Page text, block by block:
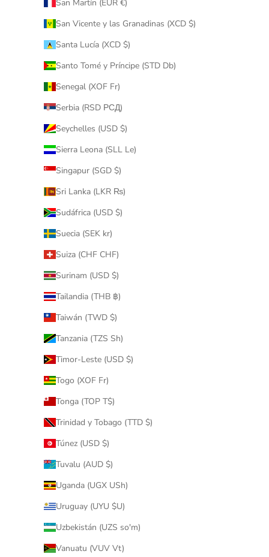
San Martín (EUR €)
San Vicente y las Granadinas (XCD $)
Santa Lucía (XCD $)
Santo Tomé y Príncipe (STD Db)
Senegal (XOF Fr)
Serbia (RSD РСД)
Seychelles (USD $)
Sierra Leona (SLL Le)
Singapur (SGD $)
Sri Lanka (LKR ₨)
Sudáfrica (USD $)
Suecia (SEK kr)
Suiza (CHF CHF)
Surinam (USD $)
Tailandia (THB ฿)
Taiwán (TWD $)
Tanzania (TZS Sh)
Timor-Leste (USD $)
Togo (XOF Fr)
Tonga (TOP T$)
Trinidad y Tobago (TTD $)
Túnez (USD $)
Tuvalu (AUD $)
Uganda (UGX USh)
Uruguay (UYU $U)
Uzbekistán (UZS so'm)
Vanuatu (VUV Vt)